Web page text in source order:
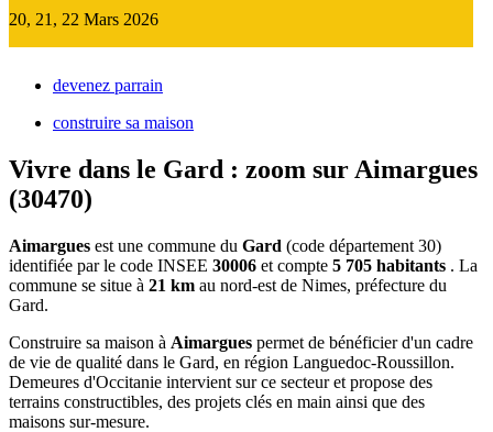
20, 21, 22 Mars 2026
devenez parrain
construire sa maison
Vivre dans le Gard : zoom sur Aimargues
(30470)
Aimargues est une commune du Gard (code département 30)
identifiée par le code INSEE 30006 et compte 5 705 habitants . La
commune se situe à 21 km au nord-est de Nimes, préfecture du
Gard.
Construire sa maison à Aimargues permet de bénéficier d'un cadre
de vie de qualité dans le Gard, en région Languedoc-Roussillon.
Demeures d'Occitanie intervient sur ce secteur et propose des
terrains constructibles, des projets clés en main ainsi que des
maisons sur-mesure.